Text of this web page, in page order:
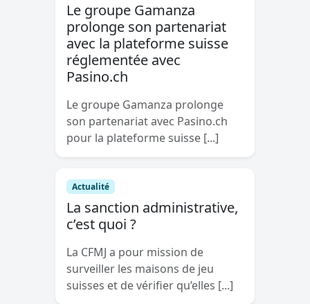
Le groupe Gamanza
prolonge son partenariat
avec la plateforme suisse
réglementée avec
Pasino.ch
Le groupe Gamanza prolonge
son partenariat avec Pasino.ch
pour la plateforme suisse [...]
Actualité
La sanction administrative,
c’est quoi ?
La CFMJ a pour mission de
surveiller les maisons de jeu
suisses et de vérifier qu’elles [...]